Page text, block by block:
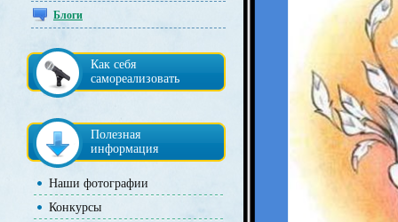
Блоги
Как себя
самореализовать
Полезная
информация
Наши фотографии
Конкурсы